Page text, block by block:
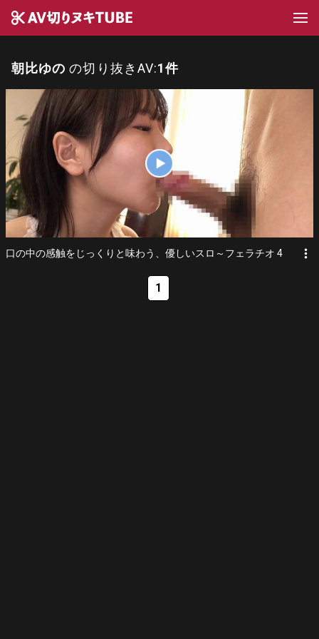
朝比ゆのの切り抜きAV:1件
口の中の感触をじっくりと味わう、優しいスロ～フェラチオ 4 more_vert
1